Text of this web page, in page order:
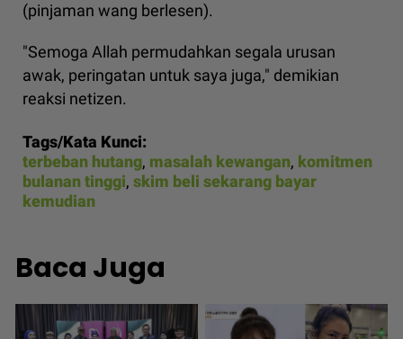
(pinjaman wang berlesen).
"Semoga Allah permudahkan segala urusan
awak, peringatan untuk saya juga," demikian
reaksi netizen.
Tags/Kata Kunci:
terbeban hutang, masalah kewangan, komitmen
bulanan tinggi, skim beli sekarang bayar
kemudian
Baca Juga